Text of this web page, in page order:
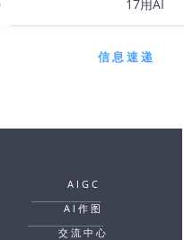
17用AI
信息速递
AIGC
AI作图
交流中心